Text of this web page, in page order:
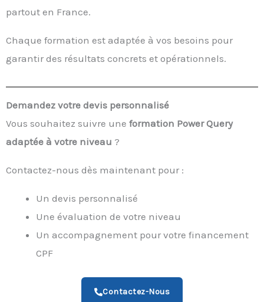
partout en France.
Chaque formation est adaptée à vos besoins pour
garantir des résultats concrets et opérationnels.
Demandez votre devis personnalisé
Vous souhaitez suivre une formation Power Query
adaptée à votre niveau ?
Contactez-nous dès maintenant pour :
Un devis personnalisé
Une évaluation de votre niveau
Un accompagnement pour votre financement
CPF
Contactez-Nous